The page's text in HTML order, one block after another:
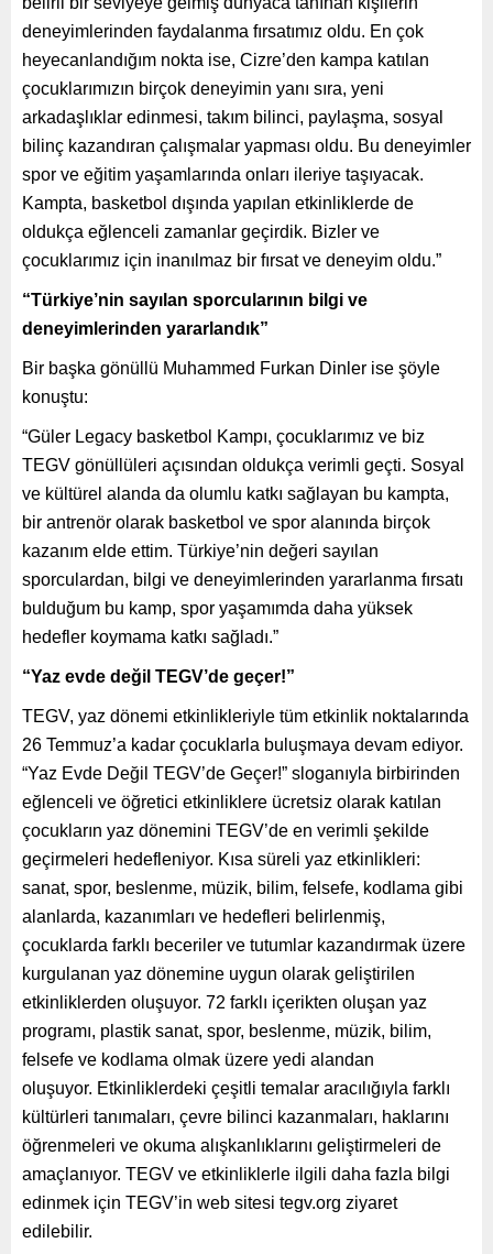
deneyimlerinden faydalanma fırsatımız oldu. En çok
heyecanlandığım nokta ise, Cizre’den kampa katılan
çocuklarımızın birçok deneyimin yanı sıra, yeni
arkadaşlıklar edinmesi, takım bilinci, paylaşma, sosyal
bilinç kazandıran çalışmalar yapması oldu. Bu deneyimler
spor ve eğitim yaşamlarında onları ileriye taşıyacak.
Kampta, basketbol dışında yapılan etkinliklerde de
oldukça eğlenceli zamanlar geçirdik. Bizler ve
çocuklarımız için inanılmaz bir fırsat ve deneyim oldu.”
“Türkiye’nin sayılan sporcularının bilgi ve
deneyimlerinden yararlandık”
Bir başka gönüllü Muhammed Furkan Dinler ise şöyle
konuştu:
“Güler Legacy basketbol Kampı, çocuklarımız ve biz
TEGV gönüllüleri açısından oldukça verimli geçti. Sosyal
ve kültürel alanda da olumlu katkı sağlayan bu kampta,
bir antrenör olarak basketbol ve spor alanında birçok
kazanım elde ettim. Türkiye’nin değeri sayılan
sporculardan, bilgi ve deneyimlerinden yararlanma fırsatı
bulduğum bu kamp, spor yaşamımda daha yüksek
hedefler koymama katkı sağladı.”
“Yaz evde değil TEGV’de geçer!”
TEGV, yaz dönemi etkinlikleriyle tüm etkinlik noktalarında
26 Temmuz’a kadar çocuklarla buluşmaya devam ediyor.
“Yaz Evde Değil TEGV’de Geçer!” sloganıyla birbirinden
eğlenceli ve öğretici etkinliklere ücretsiz olarak katılan
çocukların yaz dönemini TEGV’de en verimli şekilde
geçirmeleri hedefleniyor. Kısa süreli yaz etkinlikleri:
sanat, spor, beslenme, müzik, bilim, felsefe, kodlama gibi
alanlarda, kazanımları ve hedefleri belirlenmiş,
çocuklarda farklı beceriler ve tutumlar kazandırmak üzere
kurgulanan yaz dönemine uygun olarak geliştirilen
etkinliklerden oluşuyor. 72 farklı içerikten oluşan yaz
programı, plastik sanat, spor, beslenme, müzik, bilim,
felsefe ve kodlama olmak üzere yedi alandan
oluşuyor. Etkinliklerdeki çeşitli temalar aracılığıyla farklı
kültürleri tanımaları, çevre bilinci kazanmaları, haklarını
öğrenmeleri ve okuma alışkanlıklarını geliştirmeleri de
amaçlanıyor. TEGV ve etkinliklerle ilgili daha fazla bilgi
edinmek için TEGV’in web sitesi tegv.org ziyaret
edilebilir.